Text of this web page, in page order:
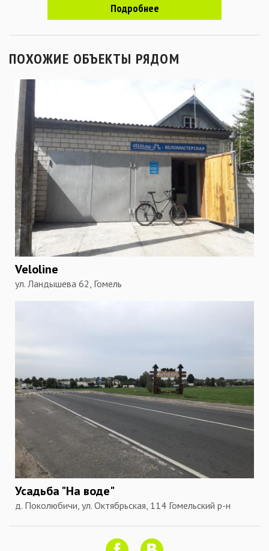
Подробнее
ПОХОЖИЕ ОБЪЕКТЫ РЯДОМ
Veloline
ул. Ландышева 62, Гомель
Усадьба "На воде"
д. Поколюбичи, ул. Октябрьская, 114 Гомельский р-н